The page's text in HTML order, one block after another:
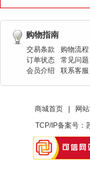
购物指南
交易条款
购物流程
订单状态
常见问题
会员介绍
联系客服
商城首页 网
TCP/IP备案号：